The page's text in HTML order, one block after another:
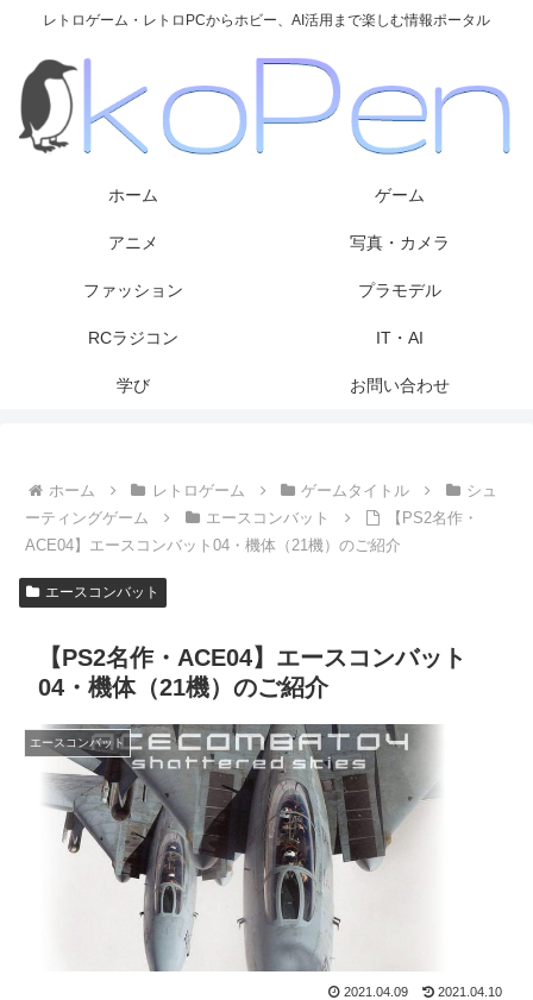
レトロゲーム・レトロPCからホビー、AI活用まで楽しむ情報ポータル
ホーム ゲーム
アニメ 写真・カメラ
ファッション プラモデル
RCラジコン IT・AI
学び お問い合わせ
ホーム レトロゲーム ゲームタイトル
シュ
ーティングゲーム
エースコンバット
【PS2名作・
ACE04】エースコンバット04・機体（21機）のご紹介
エースコンバット
【PS2名作・ACE04】エースコンバット
04・機体（21機）のご紹介
エースコンバット
2021.04.09 2021.04.10